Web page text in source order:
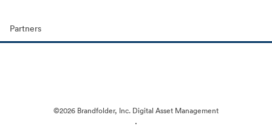
Partners
©2026 Brandfolder, Inc. Digital Asset Management
·